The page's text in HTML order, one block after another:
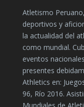
Atletismo
deportivos y
la actualidad del
como mundial.
eventos
presentes
Athletics en:
96, Río 2016.